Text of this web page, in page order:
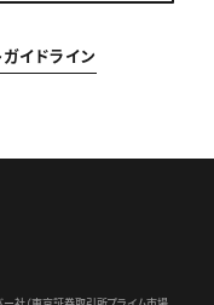
イドライン